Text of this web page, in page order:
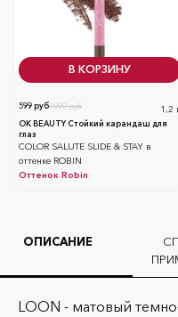
В КОРЗИНУ
1090 руб
599 руб 1,2
OK BEAUTY Стойкий карандаш для
глаз
COLOR SALUTE SLIDE & STAY в
оттенке ROBIN
Оттенок Robin
ОПИСАНИЕ
LOON - матовый